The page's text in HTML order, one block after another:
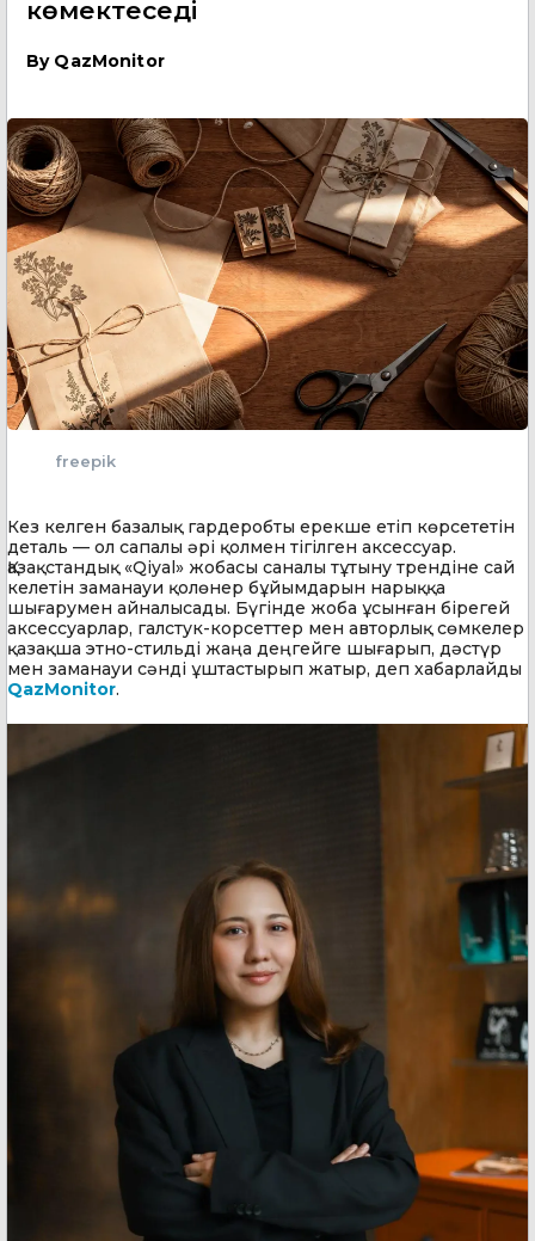
көмектеседі
By QazMonitor
freepik
Кез келген базалық гардеробты ерекше етіп көрсететін
деталь — ол сапалы әрі қолмен тігілген аксессуар.
Қазақстандық «Qiyal» жобасы саналы тұтыну трендіне сай
келетін заманауи қолөнер бұйымдарын нарыққа
шығарумен айналысады. Бүгінде жоба ұсынған бірегей
аксессуарлар, галстук-корсеттер мен авторлық сөмкелер
қазақша этно-стильді жаңа деңгейге шығарып, дәстүр
мен заманауи сәнді ұштастырып жатыр, деп хабарлайды
QazMonitor.